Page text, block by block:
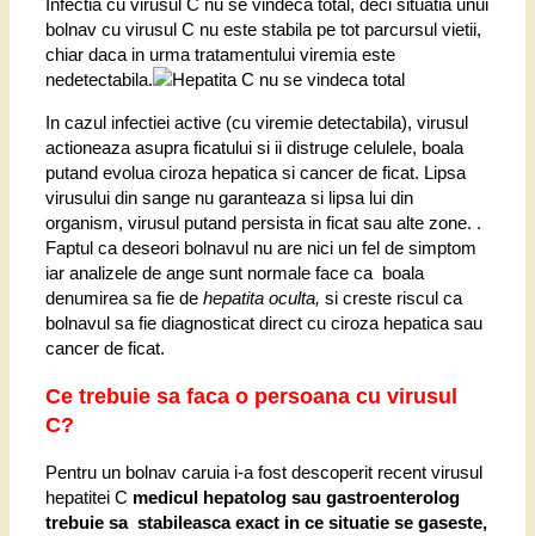
Infectia cu virusul C nu se vindeca total, deci situatia unui
bolnav cu virusul C nu este stabila pe tot parcursul vietii,
chiar daca in urma tratamentului viremia este
nedetectabila.
In cazul infectiei active (cu viremie detectabila), virusul
actioneaza asupra ficatului si ii distruge celulele, boala
putand evolua ciroza hepatica si cancer de ficat. Lipsa
virusului din sange nu garanteaza si lipsa lui din
organism, virusul putand persista in ficat sau alte zone. .
Faptul ca deseori bolnavul nu are nici un fel de simptom
iar analizele de ange sunt normale face ca boala
denumirea sa fie de hepatita oculta, si creste riscul ca
bolnavul sa fie diagnosticat direct cu ciroza hepatica sau
cancer de ficat.
Ce trebuie sa faca o persoana cu virusul
C?
Pentru un bolnav caruia i-a fost descoperit recent virusul
hepatitei C medicul hepatolog sau gastroenterolog
trebuie sa stabileasca exact in ce situatie se gaseste,